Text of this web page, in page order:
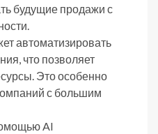
будущие продажи с
автоматизировать
что позволяет
Это особенно
с большим
AI